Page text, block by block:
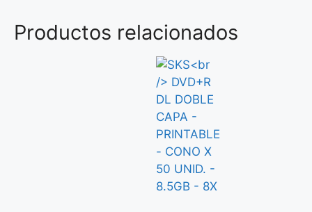
Productos relacionados